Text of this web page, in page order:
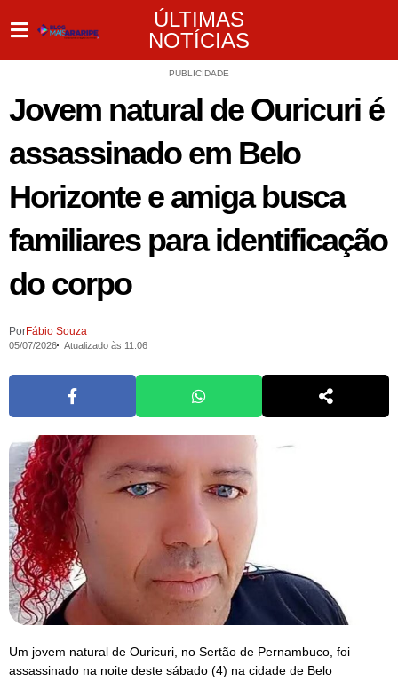
ÚLTIMAS
NOTÍCIAS
PUBLICIDADE
Jovem natural de Ouricuri é
assassinado em Belo
Horizonte e amiga busca
familiares para identificação
do corpo
PorFábio Souza
05/07/2026 Atualizado às 11:06
Um jovem natural de Ouricuri, no Sertão de Pernambuco, foi
assassinado na noite deste sábado (4) na cidade de Belo